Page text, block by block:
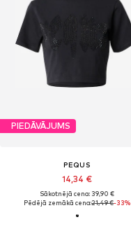
PIEDĀVĀJUMS
PEQUS
14,34 €
Sākotnējā cena: 39,90 €
Pēdējā zemākā cena:21,49 €-33%